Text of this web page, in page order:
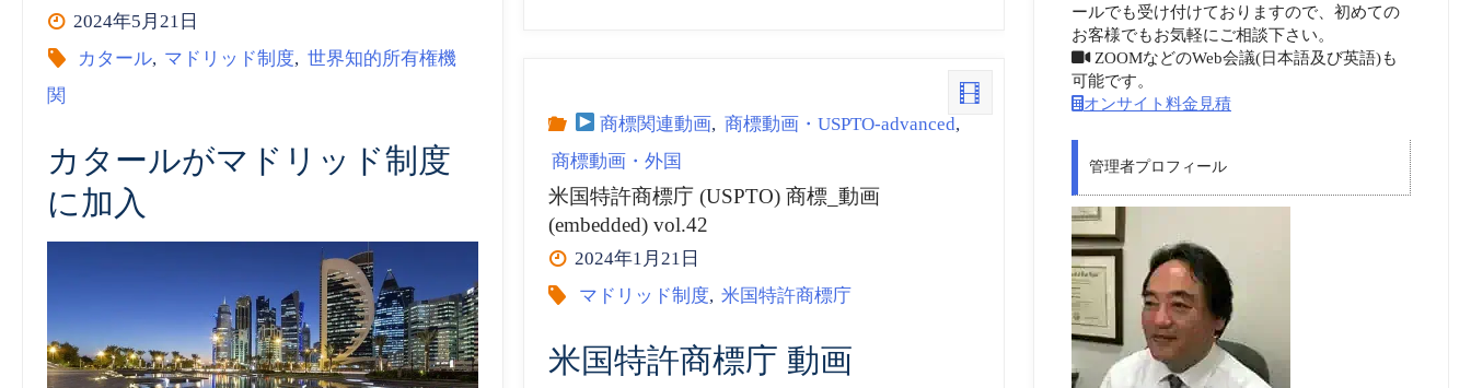
Procedural
Coming
Jersey,
UK
録
insideNews:
Grenada
Joins
WIPO’s
2024年5月21日
カタール, マドリッド制度, 世界知的所有権機
関
カタールがマドリッド制度
に加入
商標関連動画, 商標動画・USPTO-advanced,
商標動画・外国
米国特許商標庁 (USPTO) 商標_動画
(embedded) vol.42
2024年1月21日
マドリッド制度, 米国特許商標庁
米国特許商標庁 動画
ールでも受け付けておりますので、初めての
お客様でもお気軽にご相談下さい。
ZOOMなどのWeb会議(日本語及び英語)も
可能です。
オンサイト料金見積
管理者プロフィール